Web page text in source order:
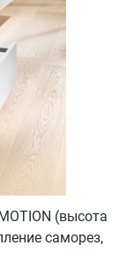
(высота
саморез,